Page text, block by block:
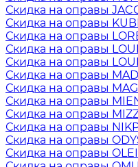
Скидка на оправы
Скидка на оправы
Скидка на оправы
Скидка на оправы
Скидка на оправы
Скидка на оправы
Скидка на оправы
Скидка на оправы
Скидка на оправы
Скидка на оправы
Скидка на оправы
Скидка на оправы